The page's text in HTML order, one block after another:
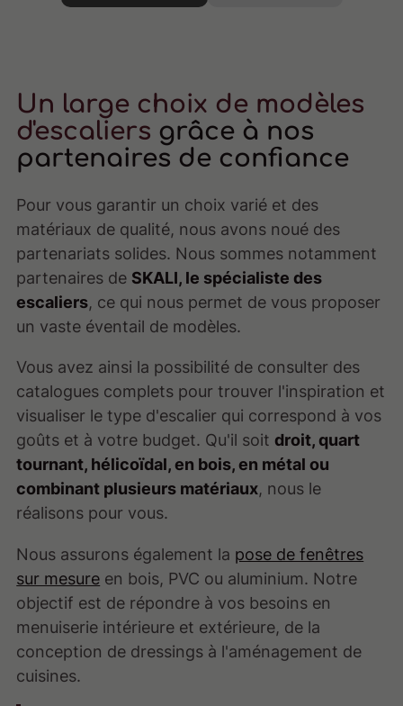
Un large choix de modèles
d'escaliers grâce à nos
partenaires de confiance
Pour vous garantir un choix varié et des
matériaux de qualité, nous avons noué des
partenariats solides. Nous sommes notamment
partenaires de SKALI, le spécialiste des
escaliers, ce qui nous permet de vous proposer
un vaste éventail de modèles.
Vous avez ainsi la possibilité de consulter des
catalogues complets pour trouver l'inspiration et
visualiser le type d'escalier qui correspond à vos
goûts et à votre budget. Qu'il soit droit, quart
tournant, hélicoïdal, en bois, en métal ou
combinant plusieurs matériaux, nous le
réalisons pour vous.
Nous assurons également la pose de fenêtres
sur mesure en bois, PVC ou aluminium. Notre
objectif est de répondre à vos besoins en
menuiserie intérieure et extérieure, de la
conception de dressings à l'aménagement de
cuisines.